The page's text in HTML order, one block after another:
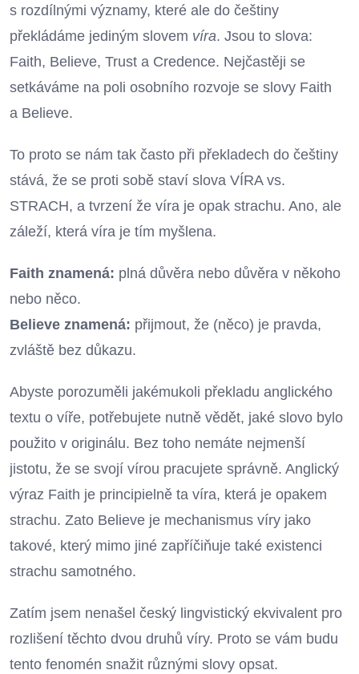
s rozdílnými významy, které ale do češtiny
překládáme jediným slovem víra. Jsou to slova:
Faith, Believe, Trust a Credence. Nejčastěji se
setkáváme na poli osobního rozvoje se slovy Faith
a Believe.
To proto se nám tak často při překladech do češtiny
stává, že se proti sobě staví slova VÍRA vs.
STRACH, a tvrzení že víra je opak strachu. Ano, ale
záleží, která víra je tím myšlena.
Faith znamená: plná důvěra nebo důvěra v někoho
nebo něco.
Believe znamená: přijmout, že (něco) je pravda,
zvláště bez důkazu.
Abyste porozuměli jakémukoli překladu anglického
textu o víře, potřebujete nutně vědět, jaké slovo bylo
použito v originálu. Bez toho nemáte nejmenší
jistotu, že se svojí vírou pracujete správně. Anglický
výraz Faith je principielně ta víra, která je opakem
strachu. Zato Believe je mechanismus víry jako
takové, který mimo jiné zapříčiňuje také existenci
strachu samotného.
Zatím jsem nenašel český lingvistický ekvivalent pro
rozlišení těchto dvou druhů víry. Proto se vám budu
tento fenomén snažit různými slovy opsat.